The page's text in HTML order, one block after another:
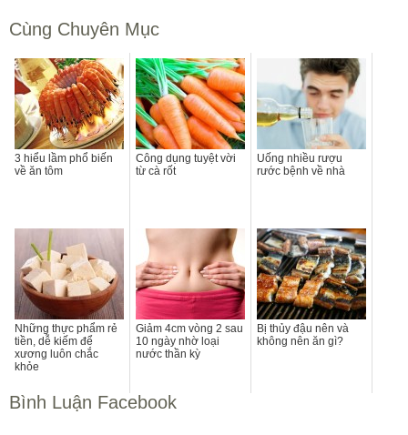
Cùng Chuyên Mục
3 hiểu lầm phổ biến
về ăn tôm
Công dụng tuyệt vời
từ cà rốt
Uống nhiều rượu
rước bệnh về nhà
Những thực phẩm rẻ
tiền, dễ kiếm để
xương luôn chắc
khỏe
Giảm 4cm vòng 2 sau
10 ngày nhờ loại
nước thần kỳ
Bị thủy đậu nên và
không nên ăn gì?
Bình Luận Facebook